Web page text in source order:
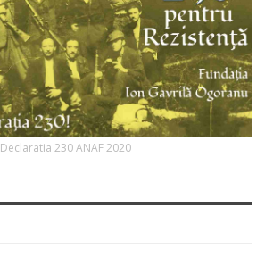
Declaratia 230 ANAF 2020